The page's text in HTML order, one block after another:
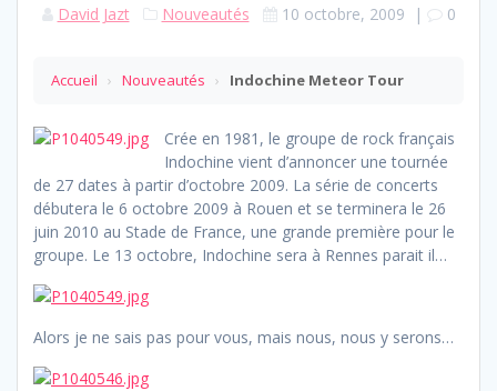
David Jazt Nouveautés 10 octobre, 2009 | 0
Accueil › Nouveautés › Indochine Meteor Tour
Crée en 1981, le groupe de rock français
Indochine vient d’annoncer une tournée
de 27 dates à partir d’octobre 2009. La série de concerts
débutera le 6 octobre 2009 à Rouen et se terminera le 26
juin 2010 au Stade de France, une grande première pour le
groupe. Le 13 octobre, Indochine sera à Rennes parait il…
Alors je ne sais pas pour vous, mais nous, nous y serons…